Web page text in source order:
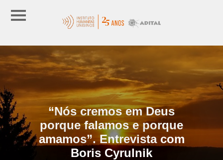
“Nós cremos em Deus
porque falamos e porque
amamos”. Entrevista com
Boris Cyrulnik